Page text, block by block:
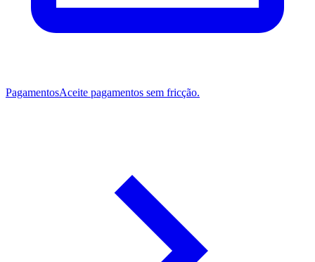
PagamentosAceite pagamentos sem fricção.